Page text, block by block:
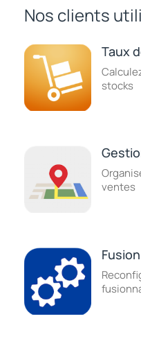
Nos clients
Taux
stocks
ventes